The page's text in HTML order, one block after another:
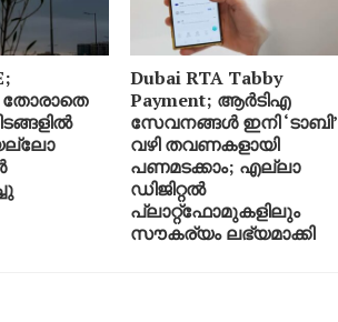
Dubai RTA Tabby
Payment; ആർടിഎ
സേവനങ്ങൾ ഇനി ‘ടാബി’
വഴി തവണകളായി
പണമടക്കാം; എല്ലാ
ഡിജിറ്റൽ
പ്ലാറ്റ്‌ഫോമുകളിലും
സൗകര്യം ലഭ്യമാക്കി